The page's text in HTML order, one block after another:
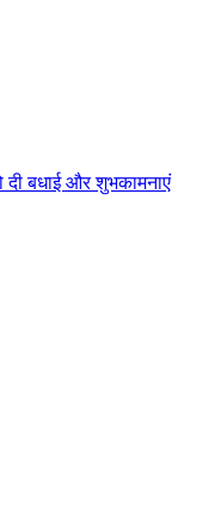
दी बधाई और शुभकामनाएं